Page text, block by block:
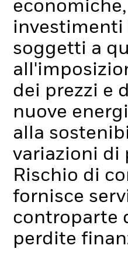
investimenti
soggetti a
dei prezzi e
nuove
alla
variazioni di
Rischio di
fornisce
controparte
perdite